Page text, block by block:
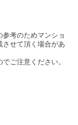
考のためマンショ
させて頂く場合があ
ご注意ください。